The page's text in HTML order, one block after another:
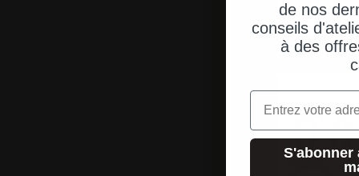
de nos
conseils
à des
Email
S'abonner